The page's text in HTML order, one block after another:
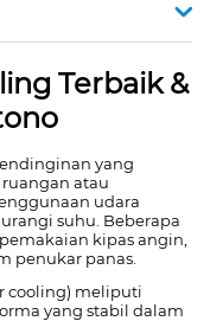
Terbaik &
yang
atau
udara
suhu. Beberapa
kipas angin,
penukar panas.
cooling) meliputi
yang stabil dalam